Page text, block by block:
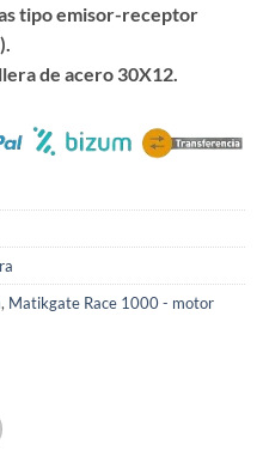
tipo emisor-receptor
de acero 30X12.
, Matikgate Race 1000 - motor